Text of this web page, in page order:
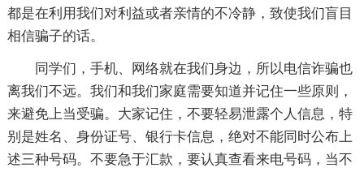
都是在利用我们对利益或者亲情的不冷静，致使我们盲目
相信骗子的话。
同学们，手机、网络就在我们身边，所以电信诈骗也
离我们不远。我们和我们家庭需要知道并记住一些原则，
来避免上当受骗。大家记住，不要轻易泄露个人信息，特
别是姓名、身份证号、银行卡信息，绝对不能同时公布上
述三种号码。不要急于汇款，要认真查看来电号码，当不